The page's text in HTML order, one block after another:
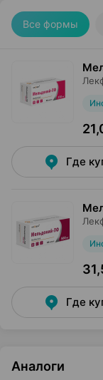
Все формы
Где
Где
Аналоги